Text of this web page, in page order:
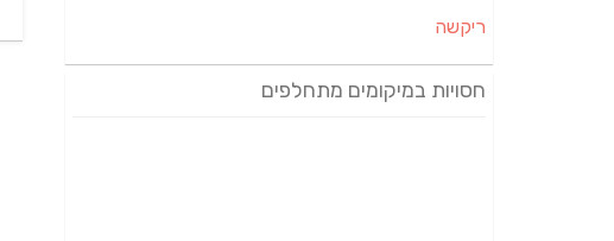
ריקשה
חסויות במיקומים מתחלפים